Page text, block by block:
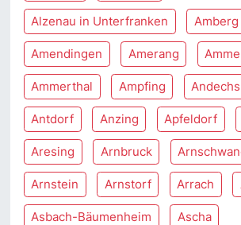
Alzenau in Unterfranken Amberg
Amendingen Amerang
Ammerthal Ampfing Andechs
Antdorf Anzing Apfeldorf
Aresing Arnbruck
Arnstein Arnstorf Arrach
Asbach-Bäumenheim Ascha